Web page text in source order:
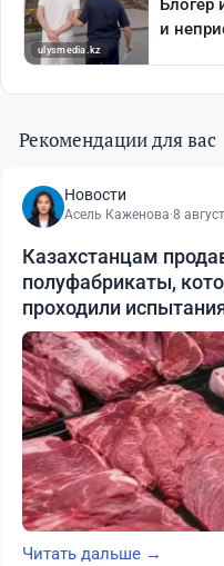
Рекомендации для вас
Новости
Асель Каженова·8
Казахстанцам
полуфабрикаты,
проходили
Читать дальше →